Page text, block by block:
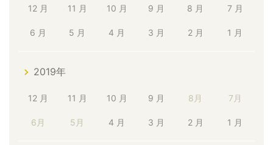
12 月 11 月 10 月 9 月 8 月 7 月
6 月 5 月 4 月 3 月 2 月 1 月
2019年
12 月 11 月 10 月 9 月 8月 7月
6月 5月 4 月 3 月 2 月 1 月